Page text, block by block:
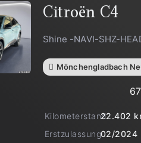
Citroën C4
Shine -NAVI-SHZ-
Mönchengladbach
Kilometerstand22.402
Erstzulassung02/2024